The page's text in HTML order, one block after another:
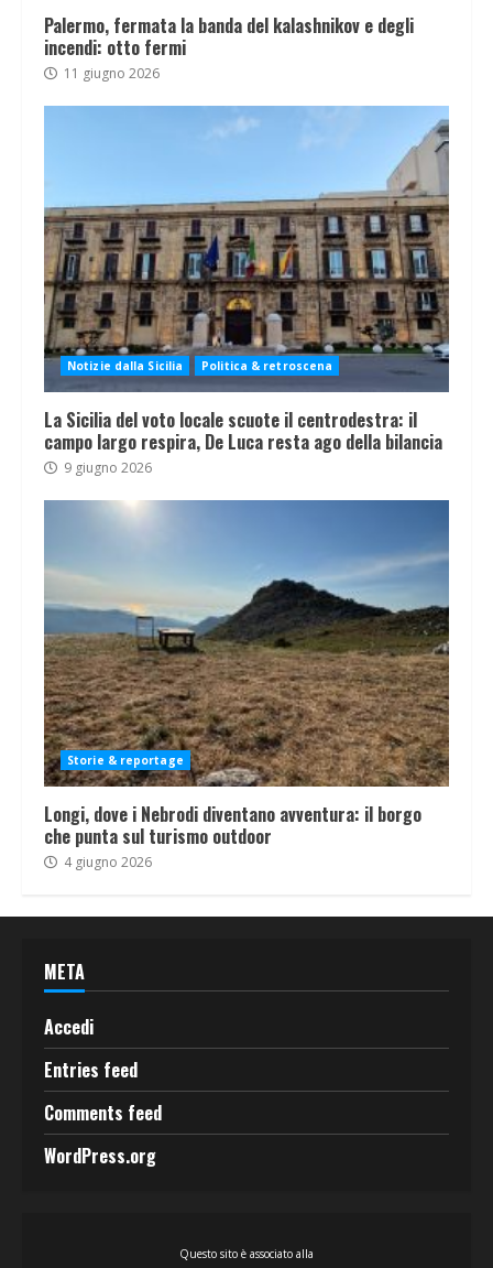
Palermo, fermata la banda del kalashnikov e degli
incendi: otto fermi
11 giugno 2026
Notizie dalla Sicilia Politica & retroscena
La Sicilia del voto locale scuote il centrodestra: il
campo largo respira, De Luca resta ago della bilancia
9 giugno 2026
Storie & reportage
Longi, dove i Nebrodi diventano avventura: il borgo
che punta sul turismo outdoor
4 giugno 2026
META
Accedi
Entries feed
Comments feed
WordPress.org
Questo sito è associato alla